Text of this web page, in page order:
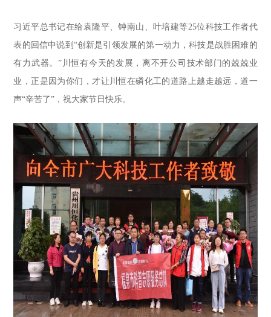
习近平总书记在给袁隆平、钟南山、叶培建等25位科技工作者代
表的回信中说到“创新是引领发展的第一动力，科技是战胜困难的
有力武器。”川恒有今天的发展，离不开公司技术部门的兢兢业
业，正是因为你们，才让川恒在磷化工的道路上越走越远，道一
声“辛苦了”，祝大家节日快乐。